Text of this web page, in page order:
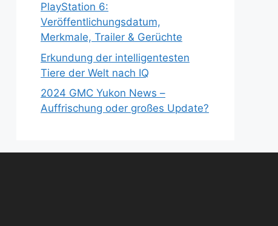
PlayStation 6:
Veröffentlichungsdatum,
Merkmale, Trailer & Gerüchte
Erkundung der intelligentesten
Tiere der Welt nach IQ
2024 GMC Yukon News –
Auffrischung oder großes Update?